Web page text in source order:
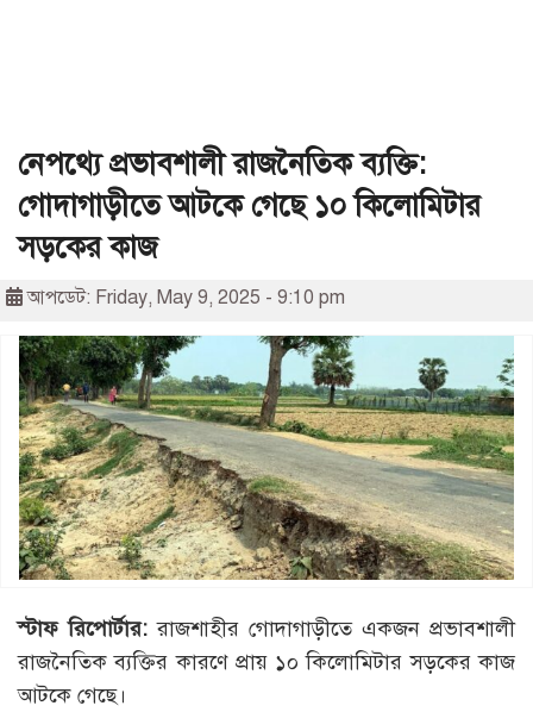
নেপথ্যে প্রভাবশালী রাজনৈতিক ব্যক্তি:
গোদাগাড়ীতে আটকে গেছে ১০ কিলোমিটার
সড়কের কাজ
আপডেট: Friday, May 9, 2025 - 9:10 pm
স্টাফরিপোর্টার: রাজশাহীর গোদাগাড়ীতে একজন প্রভাবশালী
রাজনৈতিক ব্যক্তির কারণে প্রায় ১০ কিলোমিটার সড়কের কাজ
আটকে গেছে।